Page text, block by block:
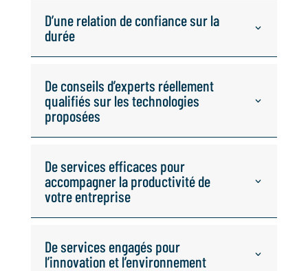
D’une relation de confiance sur la
durée
De conseils d’experts réellement
qualifiés sur les technologies
proposées
De services efficaces pour
accompagner la productivité de
votre entreprise
De services engagés pour
l’innovation et l’environnement